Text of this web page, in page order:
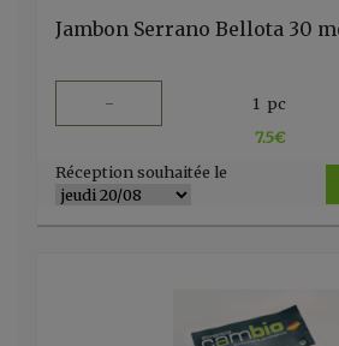
- 1 pc
7.5€
Réception souhaitée le